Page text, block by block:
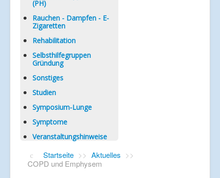
(PH)
Rauchen - Dampfen - E-
Zigaretten
Rehabilitation
Selbsthilfegruppen
Gründung
Sonstiges
Studien
Symposium-Lunge
Symptome
Veranstaltungshinweise
Startseite >> Aktuelles >>
COPD und Emphysem